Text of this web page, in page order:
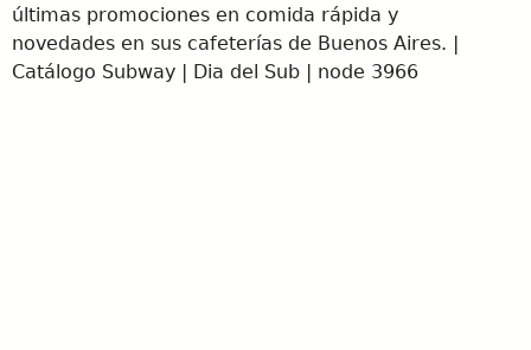
últimas promociones en comida rápida y
novedades en sus cafeterías de Buenos Aires. |
Catálogo Subway | Dia del Sub | node 3966